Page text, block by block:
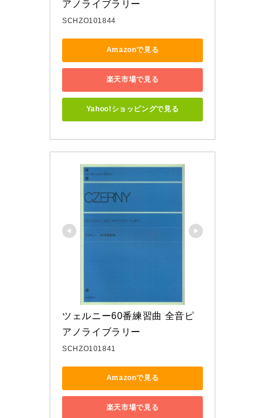
アノライブラリー
SCHZO101844
Amazonで見る
楽天市場で見る
Yahoo!ショッピングで見る
ツェルニー60番練習曲 全音ピ
アノライブラリー
SCHZO101841
Amazonで見る
楽天市場で見る